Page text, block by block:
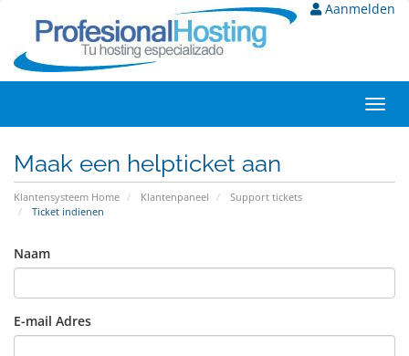
Aanmelden
Maak een helpticket aan
Klantensysteem Home Klantenpaneel
Support tickets
Ticket indienen
Naam
E-mail Adres